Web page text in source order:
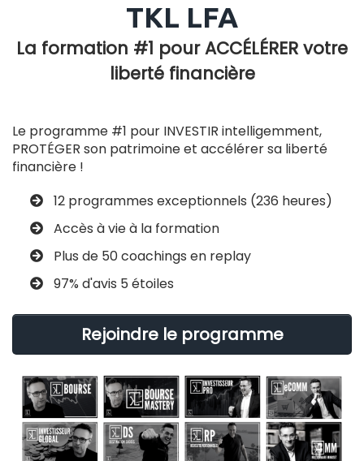
TKL LFA
La formation #1 pour ACCÉLÉRER votre
liberté financière
Le programme #1 pour INVESTIR intelligemment,
PROTÉGER son patrimoine et accélérer sa liberté
financière !
12 programmes exceptionnels (236 heures)
​Accès à vie à la formation
​Plus de 50 coachings en replay
​97% d'avis 5 étoiles
Rejoindre le programme